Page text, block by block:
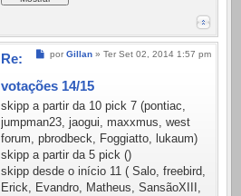
Mensagem
por Gillan » Ter Set 02, 2014 1:57 pm
Re:
votações 14/15
skipp a partir da 10 pick 7 (pontiac,
jumpman23, jaogui, maxxmus, west
forum, pbrodbeck, Foggiatto, lukaum)
skipp a partir da 5 pick ()
skipp desde o início 11 ( Salo, freebird,
Erick, Evandro, Matheus, SansãoXIII,